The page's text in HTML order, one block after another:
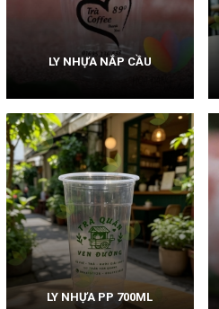
LY NHỰA NẮP CẦU
LY NHỰA PP 700ML